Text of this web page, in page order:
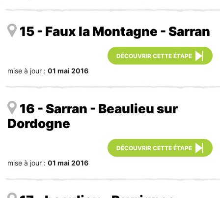
15 - Faux la Montagne - Sarran
DÉCOUVRIR CETTE ÉTAPE
mise à jour : 01 mai 2016
16 - Sarran - Beaulieu sur
Dordogne
DÉCOUVRIR CETTE ÉTAPE
mise à jour : 01 mai 2016